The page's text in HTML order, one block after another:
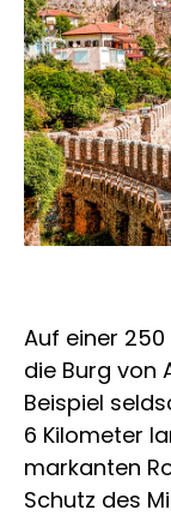
Auf einer
die Burg von
Beispiel
6 Kilometer
markanten
Schutz des